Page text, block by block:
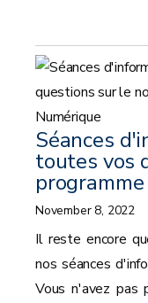
Séances
toutes vos
November 8, 2022
Il reste encore
nos séances
Vous n'avez pas